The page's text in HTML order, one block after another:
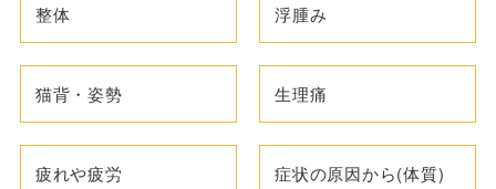
整体 浮腫み
猫背・姿勢 生理痛
疲れや疲労 症状の原因から(体質)